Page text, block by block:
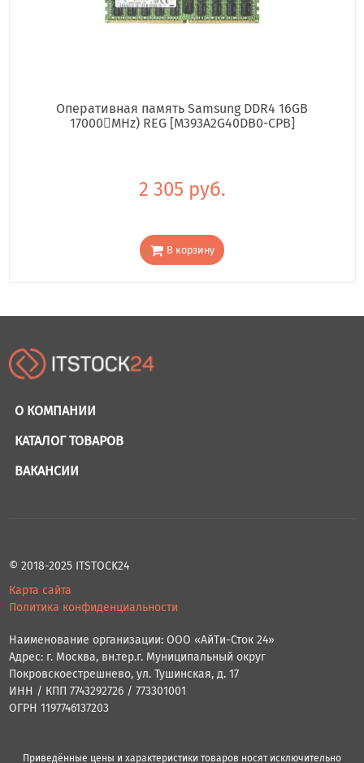
Оперативная память Samsung DDR4 16GB
17000񢋕MHz) REG [M393A2G40DB0-CPB]
2 305 руб.
В корзину
О КОМПАНИИ
КАТАЛОГ ТОВАРОВ
ВАКАНСИИ
© 2018-2025 ITSTOCK24
Карта сайта
Политика конфиденциальности
Наименование организации: ООО «АйТи-Сток 24»
Адрес: г. Москва, вн.тер.г. Муниципальный округ
Покровскоестрешнево, ул. Тушинская, д. 17
ИНН / КПП 7743292726 / 773301001
ОГРН 1197746137203
Приведённые цены и характеристики товаров носят исключительно